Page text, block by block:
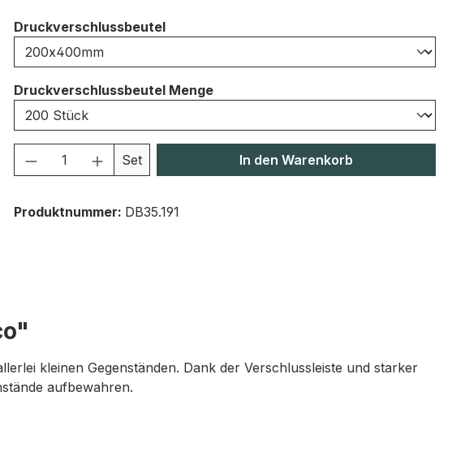
Druckverschlussbeutelauswählen
Druckverschlussbeutel Mengeauswählen
Produkt Anzahl: Gib den gewünschten Wert
Set In den Warenkorb
Produktnummer: DB35.191
kleinen Gegenständen. Dank der Verschlussleiste und starker
aufbewahren.